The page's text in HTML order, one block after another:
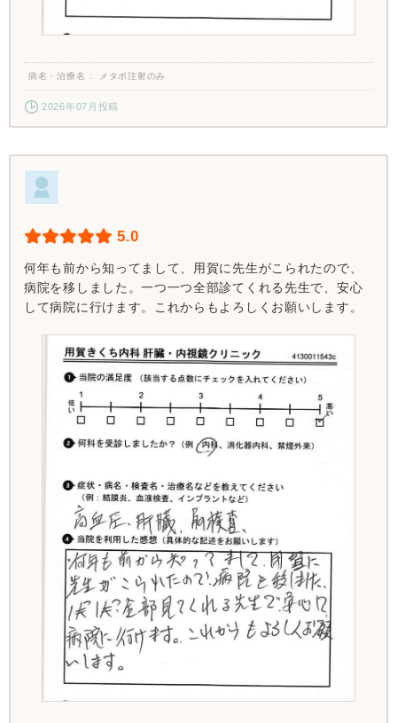
病名・治療名 メタボ注射のみ
2026年07月投稿
5.0
何年も前から知ってまして、用賀に先生がこられたので、
病院を移しました。一つ一つ全部診てくれる先生で、安心
して病院に行けます。これからもよろしくお願いします。